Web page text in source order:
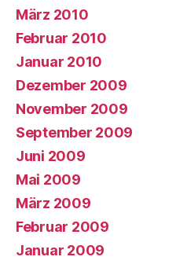
März 2010
Februar 2010
Januar 2010
Dezember 2009
November 2009
September 2009
Juni 2009
Mai 2009
März 2009
Februar 2009
Januar 2009